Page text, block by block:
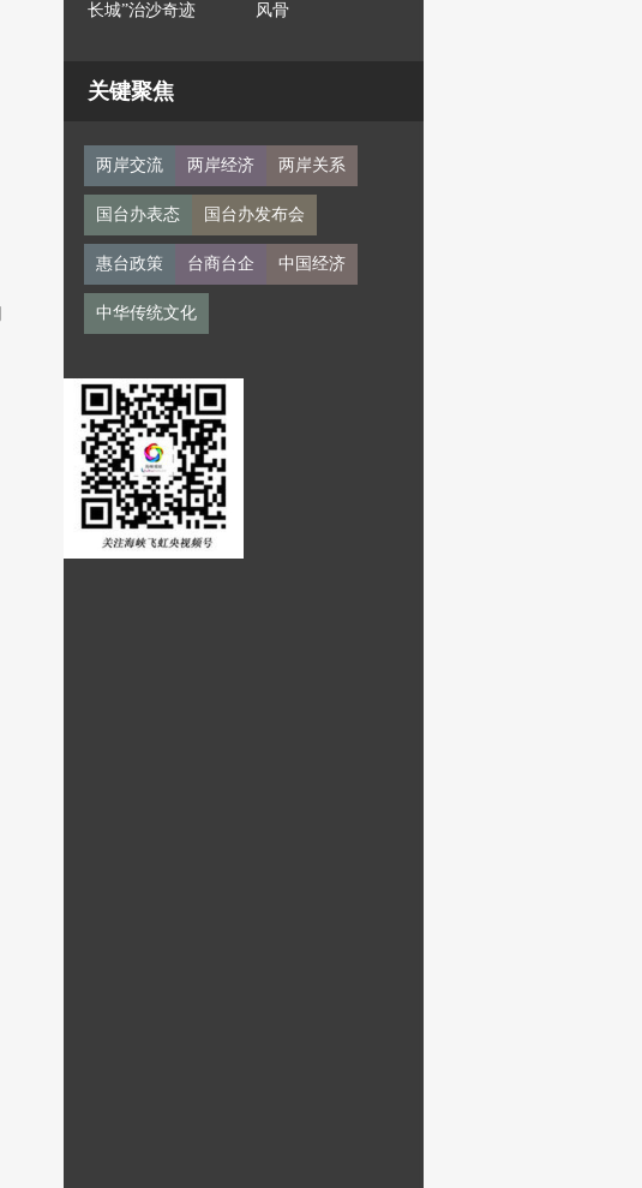
长城”治沙奇迹
风骨
关键聚焦
两岸交流 两岸经济 两岸关系
国台办表态 国台办发布会
惠台政策 台商台企 中国经济
中华传统文化